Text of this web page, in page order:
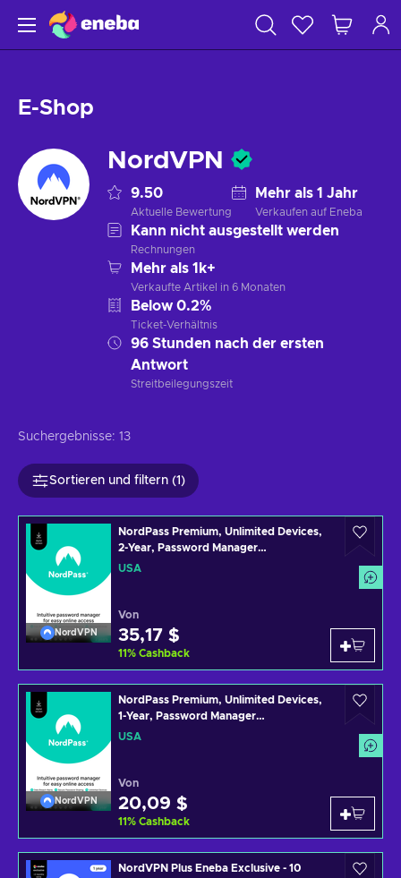
E-Shop
NordVPN
9.50
Aktuelle Bewertung
Mehr als 1 Jahr
Verkaufen auf Eneba
Kann nicht ausgestellt werden
Rechnungen
Mehr als 1k+
Verkaufte Artikel in 6 Monaten
Below 0.2%
Ticket-Verhältnis
96 Stunden nach der ersten
Antwort
Streitbeilegungszeit
Suchergebnisse: 13
Sortieren und filtern (1)
NordVPN
NordPass Premium, Unlimited Devices,
2-Year, Password Manager
(PC/Mac/Mobile) Subscription Key
USA
Von
35,17 $
11% Cashback
NordVPN
NordPass Premium, Unlimited Devices,
1-Year, Password Manager
(PC/Mac/Mobile) Subscription Key
USA
Von
20,09 $
11% Cashback
NordVPN Plus Eneba Exclusive - 10